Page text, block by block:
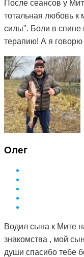
После сеансов у
тотальная любовь к
силы". Боли в спине
терапию! А я
Олег
Водил сына к Мите
знакомства , мой
души спасибо тебе